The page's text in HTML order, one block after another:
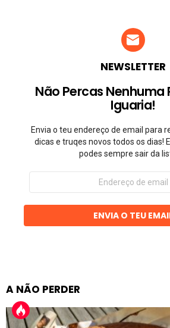
NEWSLETTER
Não Percas Nenhuma
Iguaria!
Envia o teu endereço de email para
dicas e truqes novos todos os dias!
podes sempre sair da
Endereço
email
ENVIA O TEU
A NÃO PERDER